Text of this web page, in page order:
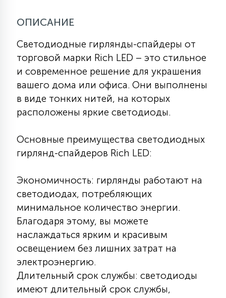
ПРАЗДНИЧНЫЕ ФИГУРЫ-
ФОНАРИКИ
КОСМЕТОЛОГИЧЕСКИЕ
КРЕСЛА
МЕДИЦИНСКИЕ АППАРАТЫ
ОПЕРАЦИОННЫЕ СТОЛЫ
ДИНАМИЧЕСКИЙ СВЕТ
СЦЕНИЧЕСКОЕ И СТУДИЙНОЕ
ЛАЗЕРНЫЕ СИСТЕМЫ
ОПИСАНИЕ
Светодиодные гирлянды-спайдеры от
торговой марки Rich LED – это стильное
и современное решение для украшения
вашего дома или офиса. Они выполнены
в виде тонких нитей, на которых
расположены яркие светодиоды.
Основные преимущества светодиодных
гирлянд-спайдеров Rich LED:
Экономичность: гирлянды работают на
светодиодах, потребляющих
минимальное количество энергии.
Благодаря этому, вы можете
наслаждаться ярким и красивым
освещением без лишних затрат на
электроэнергию.
Длительный срок службы: светодиоды
имеют длительный срок службы,